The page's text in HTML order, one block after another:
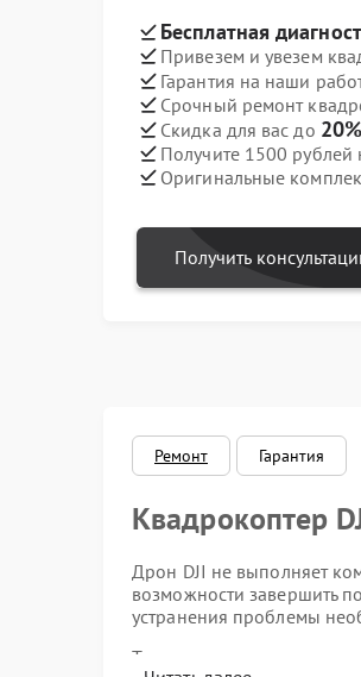
Бесплатная
Привезем и увезем
Гарантия на наши
Срочный ремонт
Скидка для вас до 20%
Получите 1500 рублей
Оригинальные
Получить
Ремонт Гарантия
Квадрокоптер
Дрон DJI не выполняет
возможности завершить
устранения проблемы
Типичные проявления